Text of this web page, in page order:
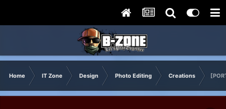
Home IT Zone Design Photo Editing Creations